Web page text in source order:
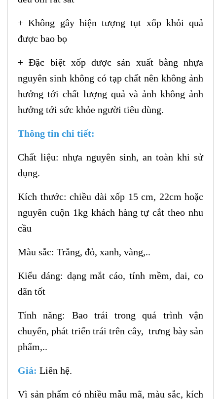
+ Không gây hiện tượng tụt xốp khỏi quả
được bao bọ
+ Đặc biệt xốp được sản xuất bằng nhựa
nguyên sinh không có tạp chất nên không ảnh
hưởng tới chất lượng quả và ảnh không ảnh
hưởng tới sức khỏe người tiêu dùng.
Thông tin chi tiết:
Chất liệu: nhựa nguyên sinh, an toàn khi sử
dụng.
Kích thước: chiều dài xốp 15 cm, 22cm hoặc
nguyên cuộn 1kg khách hàng tự cắt theo nhu
cầu
Màu sắc: Trắng, đỏ, xanh, vàng,..
Kiểu dáng: dạng mắt cáo, tính mềm, dai, co
dãn tốt
Tính năng: Bao trái trong quá trình vận
chuyển, phát triển trái trên cây, trưng bày sản
phẩm,..
Giá: Liên hệ.
Vì sản phẩm có nhiều mẫu mã, màu sắc, kích